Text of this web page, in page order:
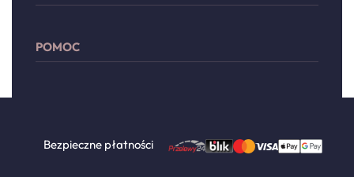
Drzwi
Dodatki
POMOC
Kontakt
Bezpieczne płatności